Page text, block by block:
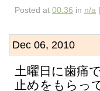
Posted at 00:36 in n/a |
Dec 06, 2010
土曜日に歯痛
止めをもらっ